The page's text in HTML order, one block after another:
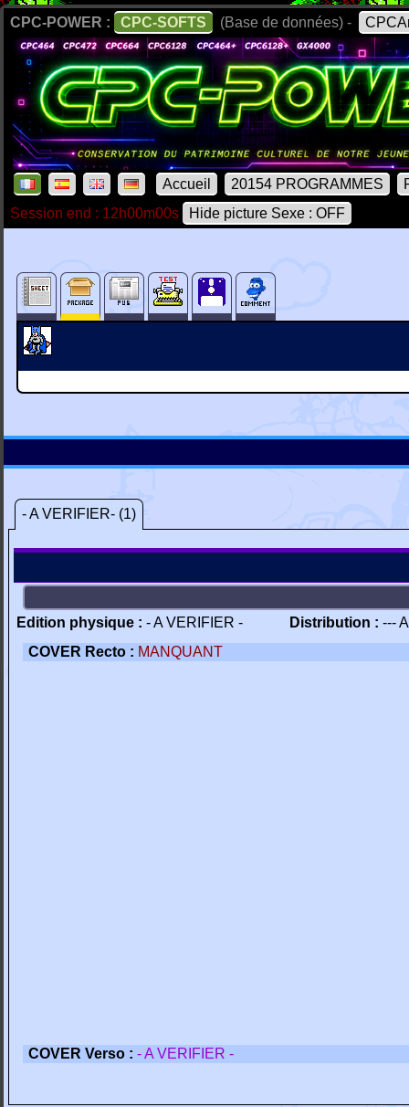
CPC-POWER : CPC-SOFTS (Base de données) -
Accueil 20154 PROGRAMMES
Session end : 12h00m00s
Hide picture Sexe : OFF
- A VERIFIER- (1)
Edition physique : - A VERIFIER - Distribution : ---
COVER Recto : MANQUANT
COVER Verso : - A VERIFIER -